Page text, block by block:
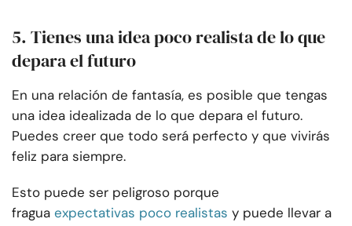
5. Tienes una idea poco realista de lo que
depara el futuro
En una relación de fantasía, es posible que tengas
una idea idealizada de lo que depara el futuro.
Puedes creer que todo será perfecto y que vivirás
feliz para siempre.
Esto puede ser peligroso porque
fragua expectativas poco realistas y puede llevar a